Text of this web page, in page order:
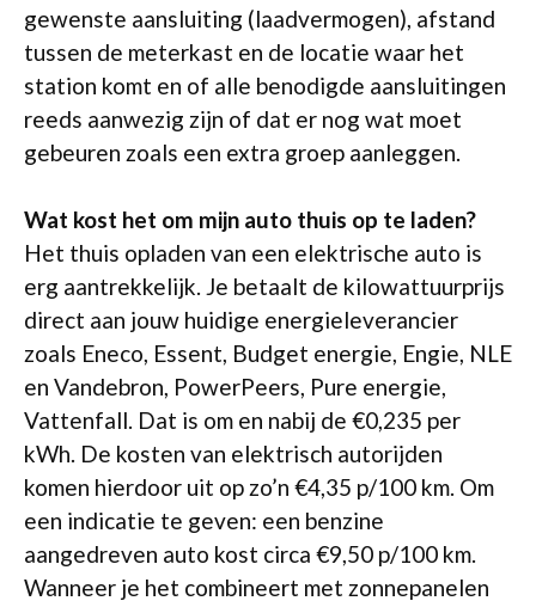
gewenste aansluiting (laadvermogen), afstand
tussen de meterkast en de locatie waar het
station komt en of alle benodigde aansluitingen
reeds aanwezig zijn of dat er nog wat moet
gebeuren zoals een extra groep aanleggen.
Wat kost het om mijn auto thuis op te laden?
Het thuis opladen van een elektrische auto is
erg aantrekkelijk. Je betaalt de kilowattuurprijs
direct aan jouw huidige energieleverancier
zoals Eneco, Essent, Budget energie, Engie, NLE
en Vandebron, PowerPeers, Pure energie,
Vattenfall. Dat is om en nabij de €0,235 per
kWh. De kosten van elektrisch autorijden
komen hierdoor uit op zo’n €4,35 p/100 km. Om
een indicatie te geven: een benzine
aangedreven auto kost circa €9,50 p/100 km.
Wanneer je het combineert met zonnepanelen